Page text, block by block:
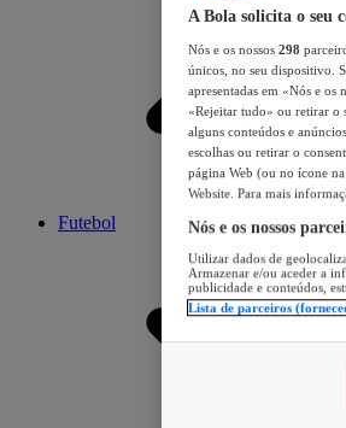
Futebol
A Bola solicita o seu
Nós e os nossos 298
únicos, no seu dispositivo.
apresentadas em «Nós e os
«Rejeitar tudo» ou retirar o
alguns conteúdos e
escolhas ou retirar o
página Web (ou no ícone
Website. Para mais
Nós e os nossos
Utilizar dados de
Armazenar e/ou aceder a
publicidade e conteúdos,
Lista de parceiros